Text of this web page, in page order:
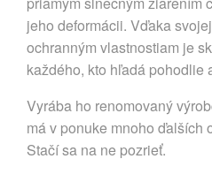
jeho deformácii. Vďaka
ochranným vlastnostiam je
každého, kto hľadá pohodlie
Vyrába ho renomovaný
má v ponuke mnoho ďalších
Stačí sa na ne pozrieť.